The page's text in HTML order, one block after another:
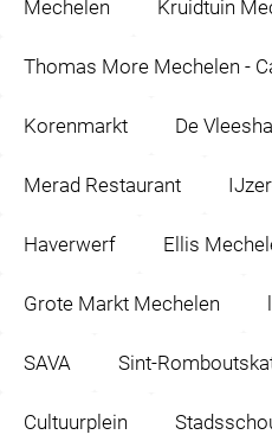
Mechelen Kruidtuin
Thomas More Mechelen -
Korenmarkt De
Merad Restaurant
Haverwerf Ellis
Grote Markt Mechelen
SAVA Sint-
Cultuurplein